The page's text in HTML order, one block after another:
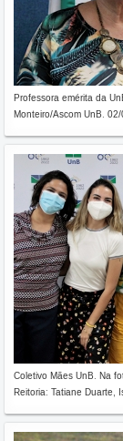
Professora emérita da
Monteiro/Ascom UnB.
Coletivo Mães UnB. Na
Reitoria: Tatiane Duarte,